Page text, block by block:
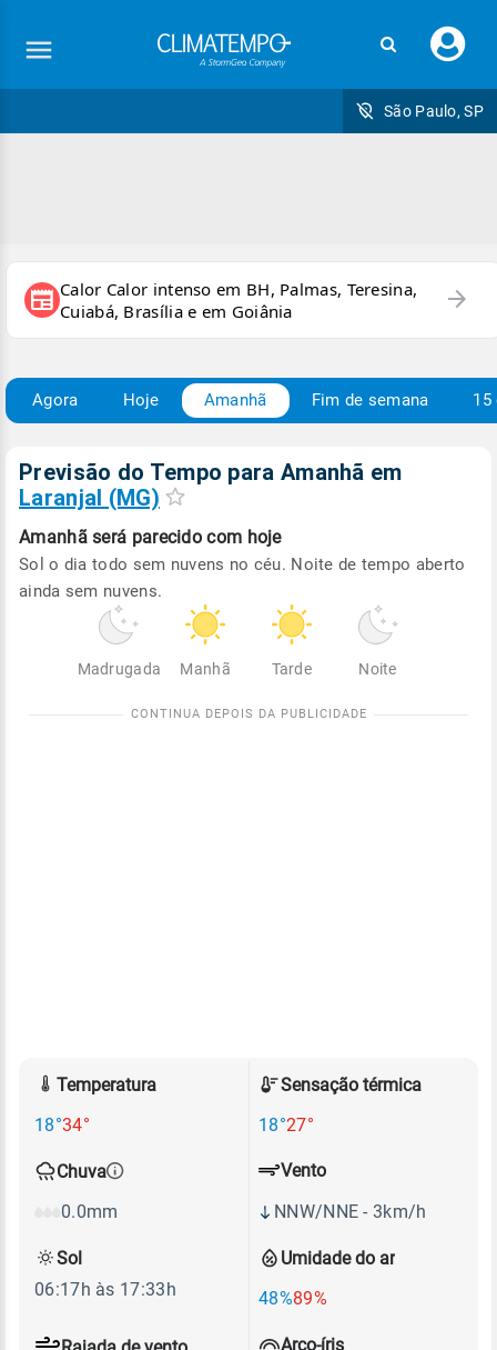
seu
São Paulo, SP
newspaper Calor Calor intenso em BH, Palmas, Teresina,
Cuiabá, Brasília e em Goiânia
arrow_forward
Agora Hoje Amanhã Fim de semana 15
Previsão do Tempo para Amanhã em
Laranjal (MG)
Amanhã será parecido com hoje
Sol o dia todo sem nuvens no céu. Noite de tempo aberto
ainda sem nuvens.
Madrugada Manhã Tarde Noite
Temperatura
18°34°
Sensação térmica
18°27°
Chuva
0.0mm
Umidade do ar
48%89%
Vento
NNW/NNE - 3km/h
Sol
06:17h às 17:33h
Arco-íris